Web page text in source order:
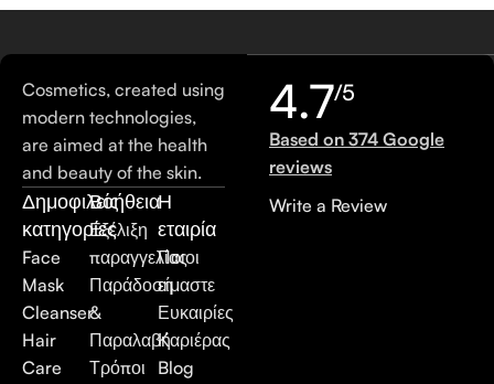
Cosmetics, created using
modern technologies,
are aimed at the health
and beauty of the skin.
Δημοφιλείς
κατηγορίες
Face
Mask
Cleanser
Hair
Care
Βοήθεια
Εξέλιξη
παραγγελίας
Παράδοση
&
Παραλαβή
Τρόποι
Η
εταιρία
Ποιοι
είμαστε
Ευκαιρίες
Καριέρας
Blog
4.7/5
Based on 374 Google
reviews
Write a Review